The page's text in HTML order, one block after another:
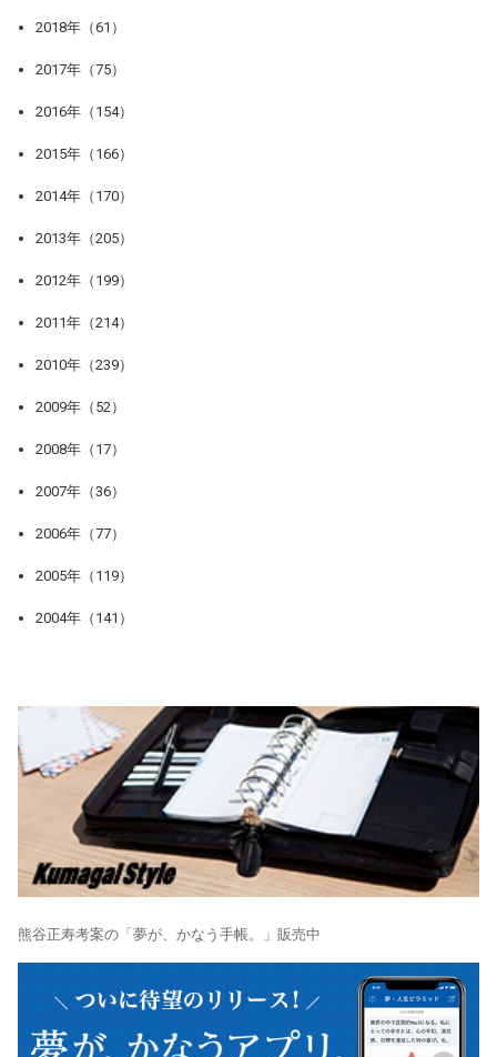
2018年（61）
2017年（75）
2016年（154）
2015年（166）
2014年（170）
2013年（205）
2012年（199）
2011年（214）
2010年（239）
2009年（52）
2008年（17）
2007年（36）
2006年（77）
2005年（119）
2004年（141）
熊谷正寿考案の「夢が、かなう手帳。」販売中